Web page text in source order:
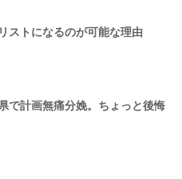
ストになるのが可能な理由
で計画無痛分娩。ちょっと後悔